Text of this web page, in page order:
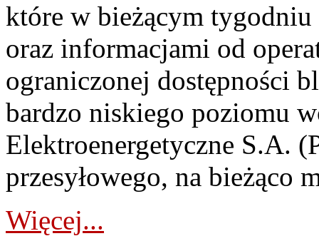
które w bieżącym tygodniu
oraz informacjami od
ograniczonej dostępności
bardzo niskiego poziomu
Elektroenergetyczne S.A.
przesyłowego, na bieżąco
Więcej...